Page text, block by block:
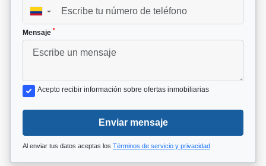
▼
Mensaje *
Acepto recibir información sobre ofertas inmobiliarias
Enviar mensaje
Al enviar tus datos aceptas los Términos de servicio y privacidad